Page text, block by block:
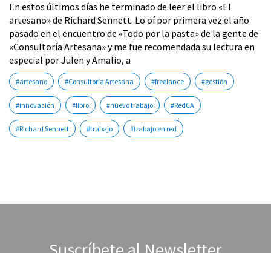
En estos últimos días he terminado de leer el libro «El
artesano» de Richard Sennett. Lo oí por primera vez el año
pasado en el encuentro de «Todo por la pasta» de la gente de
«Consultoría Artesana» y me fue recomendada su lectura en
especial por Julen y Amalio, a
#artesano #Consultoría Artesana #freelance #gestión
#innovación #libro #nuevo trabajo #RedCA
#Richard Sennett #trabajo #trabajo en red